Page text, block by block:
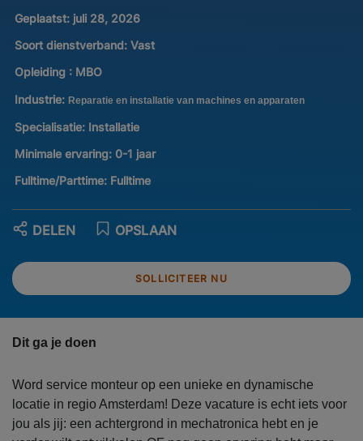
Geplaatst: juli 28, 2026
Soort dienstverband: Vast
Opleiding : MBO
Industrie: Reparatie en installatie van machines en apparaten
Specialisatie: Installatie
Minimale ervaring: 0-1 jaar
Fulltime/Parttime: Fulltime
SOLLICITEER NU
OPSLAAN
DELEN
Dit ga je doen
Word service monteur op een unieke en dynamische
locatie in regio Amsterdam! Deze vacature is echt iets voor
jou als jij: een achtergrond in mechatronica hebt en je